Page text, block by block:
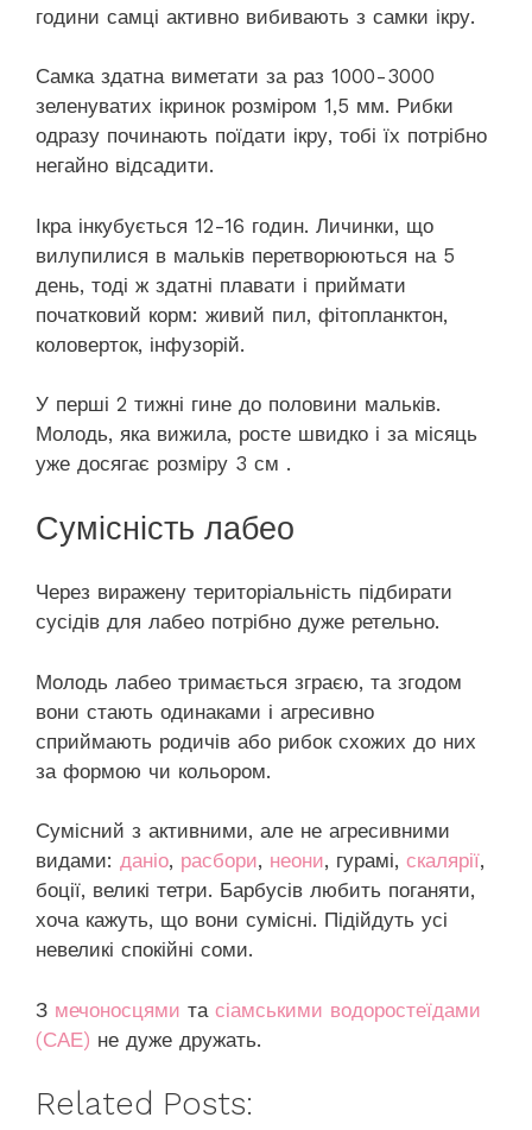
години самці активно вибивають з самки ікру.
Самка здатна виметати за раз 1000-3000
зеленуватих ікринок розміром 1,5 мм. Рибки
одразу починають поїдати ікру, тобі їх потрібно
негайно відсадити.
Ікра інкубується 12-16 годин. Личинки, що
вилупилися в мальків перетворюються на 5
день, тоді ж здатні плавати і приймати
початковий корм: живий пил, фітопланктон,
коловерток, інфузорій.
У перші 2 тижні гине до половини мальків.
Молодь, яка вижила, росте швидко і за місяць
уже досягає розміру 3 см .
Сумісність лабео
Через виражену територіальність підбирати
сусідів для лабео потрібно дуже ретельно.
Молодь лабео тримається зграєю, та згодом
вони стають одинаками і агресивно
сприймають родичів або рибок схожих до них
за формою чи кольором.
Сумісний з активними, але не агресивними
видами: даніо, расбори, неони, гурамі, скалярії,
боції, великі тетри. Барбусів любить поганяти,
хоча кажуть, що вони сумісні. Підійдуть усі
невеликі спокійні соми.
З мечоносцями та сіамськими водоростеїдами
(САЕ) не дуже дружать.
Related Posts: